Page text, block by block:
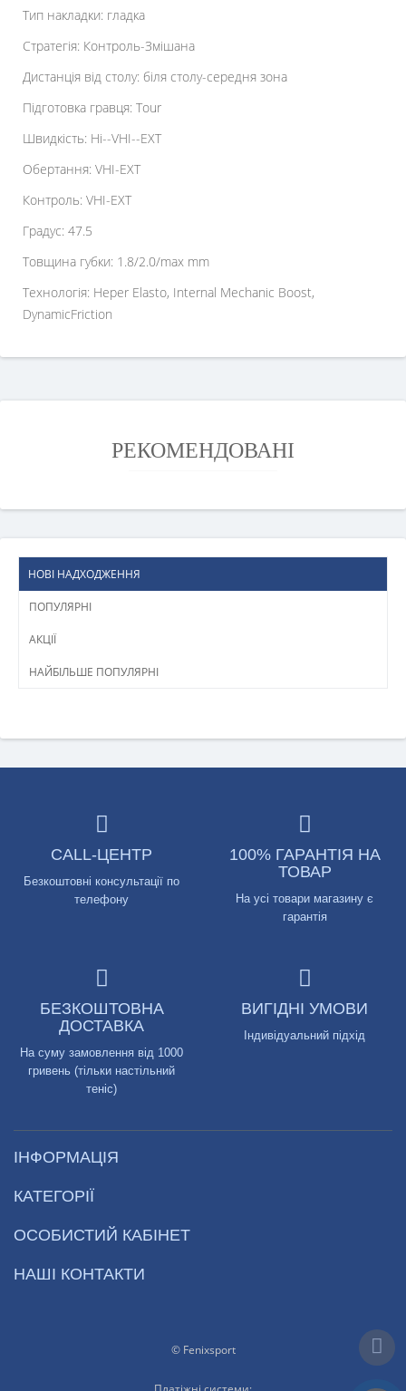
Тип накладки: гладка
Стратегія: Контроль-Змішана
Дистанція від столу: біля столу-середня зона
Підготовка гравця: Tour
Швидкість: Hi--VHI--EXT
Обертання: VHI-EXT
Контроль: VHI-EXT
Градус: 47.5
Товщина губки: 1.8/2.0/max mm
Технологія: Heper Elasto, Internal Mechanic Boost,
DynamicFriction
РЕКОМЕНДОВАНІ
НОВІ НАДХОДЖЕННЯ
ПОПУЛЯРНІ
АКЦІЇ
НАЙБІЛЬШЕ ПОПУЛЯРНІ
CALL-ЦЕНТР
Безкоштовні консультації по
телефону
100% ГАРАНТІЯ НА
ТОВАР
На усі товари магазину є
гарантія
БЕЗКОШТОВНА
ДОСТАВКА
На суму замовлення від 1000
гривень (тільки настільний
теніс)
ВИГІДНІ УМОВИ
Індивідуальний підхід
ІНФОРМАЦІЯ
КАТЕГОРІЇ
ОСОБИСТИЙ КАБІНЕТ
НАШІ КОНТАКТИ
© Fenixsport